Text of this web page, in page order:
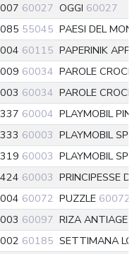
60027 OGGI 60027
55045 PAESI DEL
60115 PAPERINIK
60034 PAROLE
60034 PAROLE
60004 PLAYMOBIL
60003 PLAYMOBIL
60003 PLAYMOBIL
60003 PRINCIPESSE
60072 PUZZLE 60072
60097 RIZA ANTIAGE
60185 SETTIMANA